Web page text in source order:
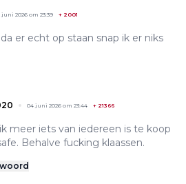
juni 2026 om 23:39 + 2001
er echt op staan snap ik er niks
04 juni 2026 om 23:44 + 21366
meer iets van iedereen is te koop
Behalve fucking klaassen.